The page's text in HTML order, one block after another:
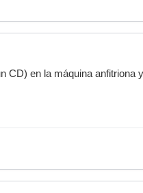
CD) en la máquina